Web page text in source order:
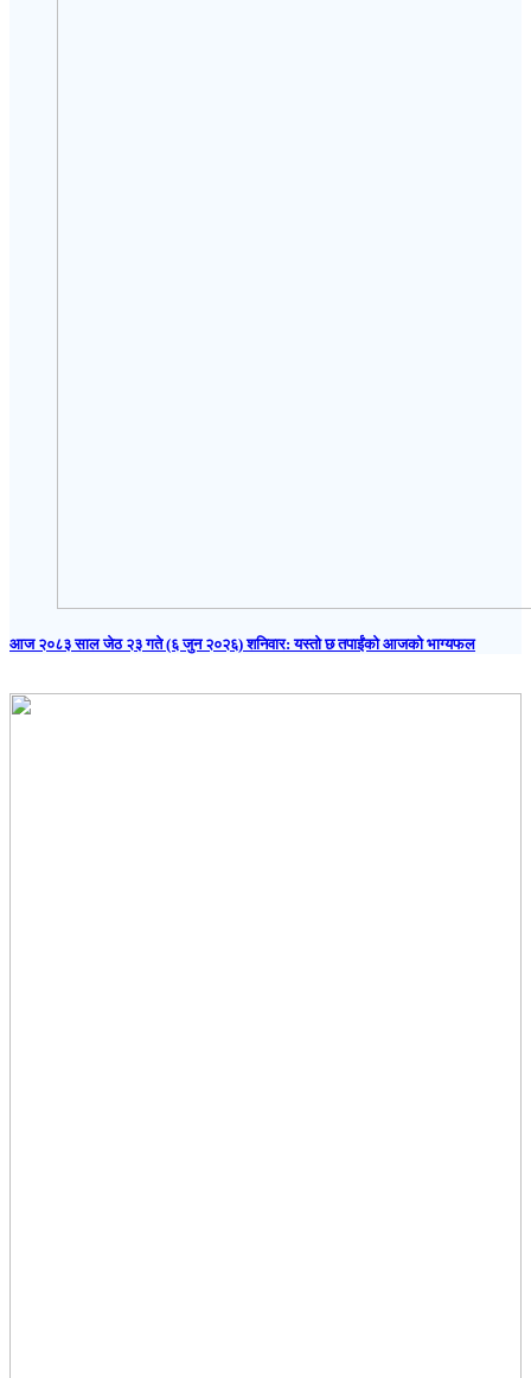
आज २०८३ साल जेठ २३ गते (६ जुन २०२६) शनिवार: यस्तो छ तपाईंको आजको भाग्यफल